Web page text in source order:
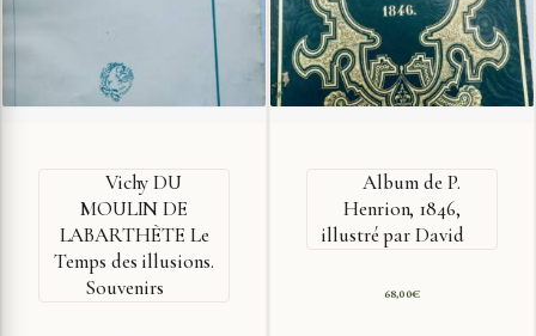
Vichy DU
MOULIN DE
LABARTHÈTE Le
Temps des illusions.
Souvenirs
Album de P.
Henrion, 1846,
illustré par David
68,00€